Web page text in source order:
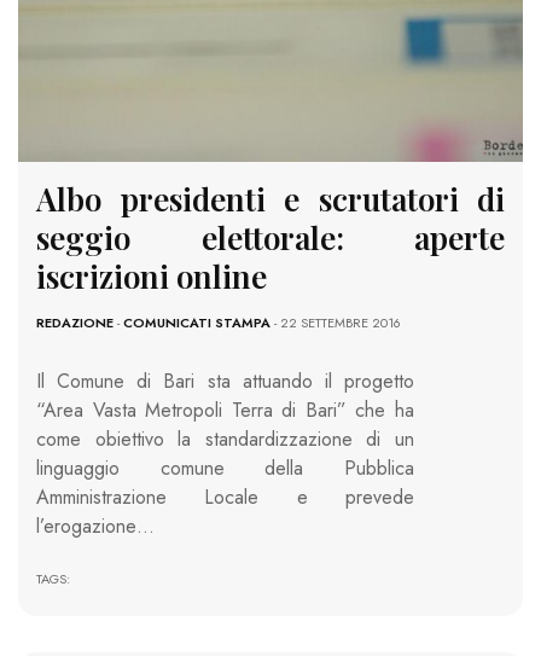
Albo presidenti e scrutatori di
seggio elettorale: aperte
iscrizioni online
REDAZIONE-COMUNICATI STAMPA- 22 SETTEMBRE 2016
Il Comune di Bari sta attuando il progetto
“Area Vasta Metropoli Terra di Bari” che ha
come obiettivo la standardizzazione di un
linguaggio comune della Pubblica
Amministrazione Locale e prevede
l’erogazione…
TAGS: